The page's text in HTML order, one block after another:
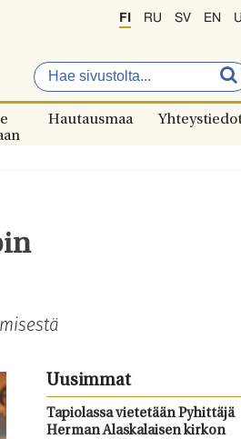
FI RU SV EN
Hautausmaa
Uusimmat
Tapiolassa vietetään Pyhittäjä
Herman Alaskalaisen kirkon